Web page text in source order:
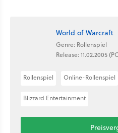
World of Warcraft
Genre: Rollenspiel
Release: 11.02.2005
Rollenspiel Online-Rollenspiel
Blizzard Entertainment